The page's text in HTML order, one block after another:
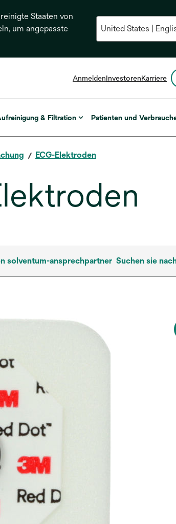
Staaten von
um angepasste
AnmeldenInvestorenKarriere
& Filtration Patienten und
ECG-Elektroden
solventum-ansprechpartner Suchen sie